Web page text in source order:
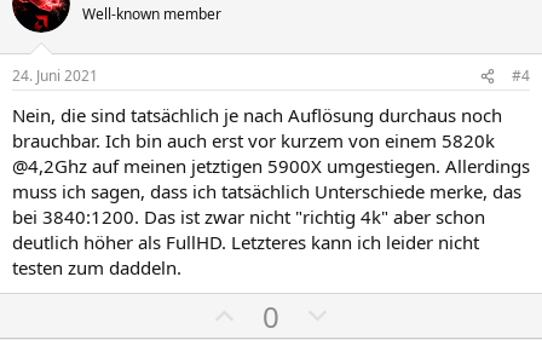
t
v
e
S
t
i
m
e
t
v
e
S
t
i
m
e
Well-known member
24. Juni 2021 #4
Nein, die sind tatsächlich je nach Auflösung durchaus noch
brauchbar. Ich bin auch erst vor kurzem von einem 5820k
@4,2Ghz auf meinen jetztigen 5900X umgestiegen. Allerdings
muss ich sagen, dass ich tatsächlich Unterschiede merke, das
bei 3840:1200. Das ist zwar nicht "richtig 4k" aber schon
deutlich höher als FullHD. Letzteres kann ich leider nicht
testen zum daddeln.
0